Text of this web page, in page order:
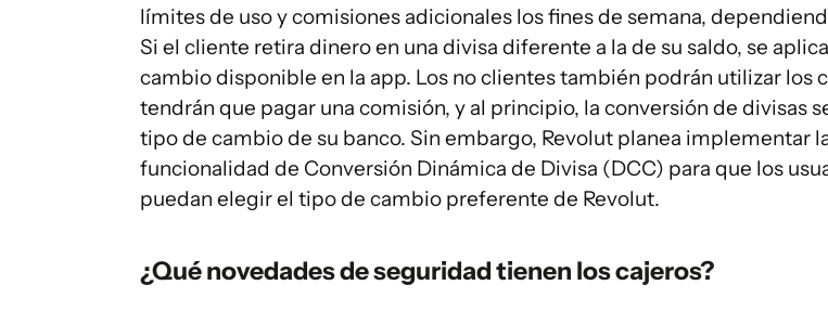
límites de uso y comisiones adicionales los fines de semana,
Si el cliente retira dinero en una divisa diferente a la de su saldo, se
cambio disponible en la app. Los no clientes también podrán utilizar los
tendrán que pagar una comisión, y al principio, la conversión de divisas
tipo de cambio de su banco. Sin embargo, Revolut planea implementar
funcionalidad de Conversión Dinámica de Divisa (DCC) para que los
puedan elegir el tipo de cambio preferente de Revolut.
¿Qué novedades de seguridad tienen los cajeros?